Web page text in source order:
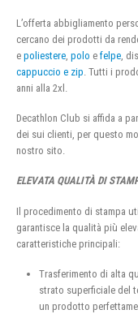
L’offerta abbigliamento
cercano dei prodotti da
e poliestere polo e felpe ,
cappuccio e zip . Tutti i
anni alla 2xl.
Decathlon Club si affida a
dei sui clienti, per questo
nostro sito.
ELEVATA QUALITÀ DI
Il procedimento di stampa
garantisce la qualità più
caratteristiche principali:
Trasferimento di alta
strato superficiale del
un prodotto